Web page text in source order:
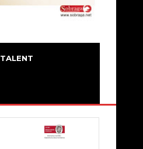
TALENT